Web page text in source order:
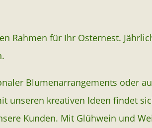
Rahmen für Ihr Osternest.
Blumenarrangements oder
unseren kreativen Ideen findet
Kunden. Mit Glühwein und